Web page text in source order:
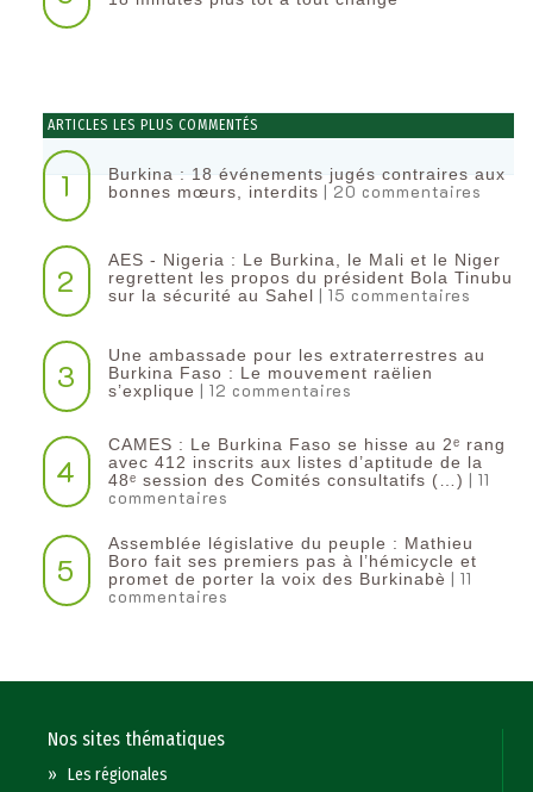
ARTICLES LES PLUS COMMENTÉS
1
Burkina : 18 événements jugés contraires aux
bonnes mœurs, interdits | 20 commentaires
2
AES - Nigeria : Le Burkina, le Mali et le Niger
regrettent les propos du président Bola Tinubu
sur la sécurité au Sahel | 15 commentaires
3
Une ambassade pour les extraterrestres au
Burkina Faso : Le mouvement raëlien
s’explique | 12 commentaires
4
CAMES : Le Burkina Faso se hisse au 2ᵉ rang
avec 412 inscrits aux listes d’aptitude de la
48ᵉ session des Comités consultatifs (…) | 11
commentaires
5
Assemblée législative du peuple : Mathieu
Boro fait ses premiers pas à l’hémicycle et
promet de porter la voix des Burkinabè | 11
commentaires
Nos sites thématiques
»Les régionales